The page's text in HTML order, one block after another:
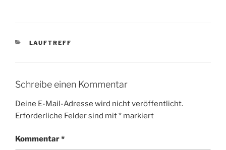
KATEGORIEN
LAUFTREFF
Schreibe einen Kommentar
Deine E-Mail-Adresse wird nicht veröffentlicht.
Erforderliche Felder sind mit* markiert
Kommentar*